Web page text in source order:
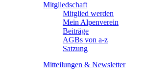
Mitgliedschaft
Mitglied werden
Mein Alpenverein
Beiträge
AGBs von a-z
Satzung
Mitteilungen & Newsletter